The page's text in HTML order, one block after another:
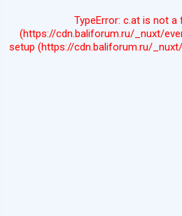
TypeError: c.at is not a
(https://cdn.baliforum.ru/_nuxt/
setup (https://cdn.baliforum.ru/_nuxt/